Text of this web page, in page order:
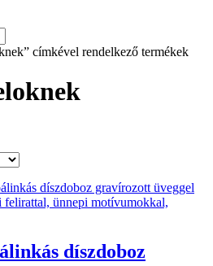
címkével rendelkező termékek
díszdoboz